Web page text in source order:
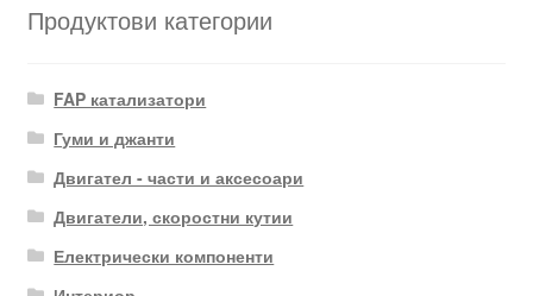
Продуктови категории
FAP катализатори
Гуми и джанти
Двигател - части и аксесоари
Двигатели, скоростни кутии
Електрически компоненти